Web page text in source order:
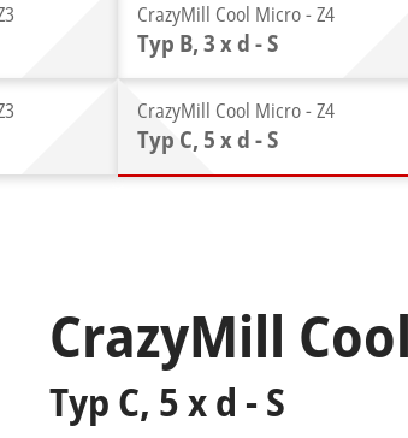
CrazyMill Cool Micro - Z4
Typ B, 3 x d - S
CrazyMill Cool Micro - Z4
Typ C, 5 x d - S
CrazyMill
Typ C, 5 x d - S